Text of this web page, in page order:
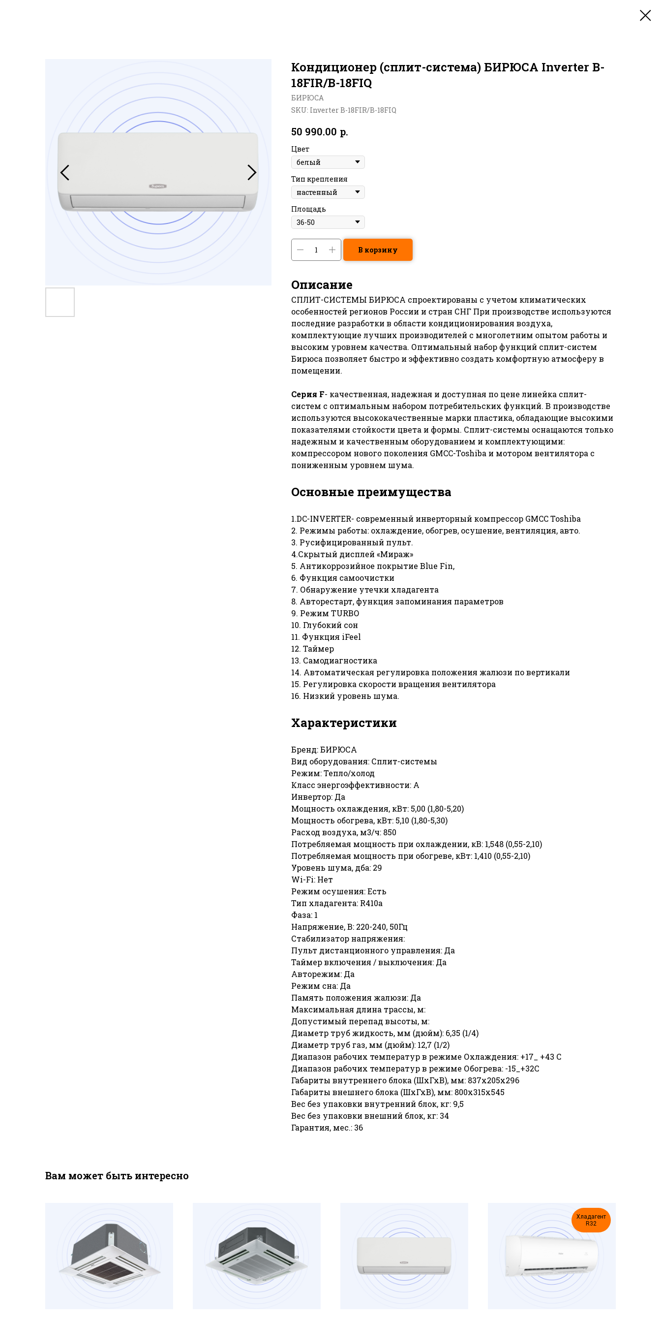
Кондиционер (сплит-система) БИРЮСА Inverter B-
18FIR/B-18FIQ
БИРЮСА
SKU: Inverter B-18FIR/B-18FIQ
50 990.00 р.
Цвет
Тип крепления
Площадь
В корзину
Описание
СПЛИТ-СИСТЕМЫ БИРЮСА спроектированы с учетом климатических
особенностей регионов России и стран СНГ При производстве используются
последние разработки в области кондиционирования воздуха,
комплектующие лучших производителей с многолетним опытом работы и
высоким уровнем качества. Оптимальный набор функций сплит-систем
Бирюса позволяет быстро и эффективно создать комфортную атмосферу в
помещении.
Серия F- качественная, надежная и доступная по цене линейка сплит-
систем с оптимальным набором потребительских функций. В производстве
используются высококачественные марки пластика, обладающие высокими
показателями стойкости цвета и формы. Сплит-системы оснащаются только
надежным и качественным оборудованием и комплектующими:
компрессором нового поколения GMCC-Toshiba и мотором вентилятора с
пониженным уровнем шума.
Основные преимущества
1.DC-INVERTER- современный инверторный компрессор GMCC Toshiba
2. Режимы работы: охлаждение, обогрев, осушение, вентиляция, авто.
3. Русифицированный пульт.
4.Скрытый дисплей «Мираж»
5. Антикоррозийное покрытие Blue Fin,
6. Функция самоочистки
7. Обнаружение утечки хладагента
8. Авторестарт, функция запоминания параметров
9. Режим TURBO
10. Глубокий сон
11. Функция iFeel
12. Таймер
13. Самодиагностика
14. Автоматическая регулировка положения жалюзи по вертикали
15. Регулировка скорости вращения вентилятора
16. Низкий уровень шума.
Характеристики
Бренд: БИРЮСА
Вид оборудования: Сплит-системы
Режим: Тепло/холод
Класс энергоэффективности: А
Инвертор: Да
Мощность охлаждения, кВт: 5,00 (1,80-5,20)
Мощность обогрева, кВт: 5,10 (1,80-5,30)
Расход воздуха, м3/ч: 850
Потребляемая мощность при охлаждении, кВ: 1,548 (0,55-2,10)
Потребляемая мощность при обогреве, кВт: 1,410 (0,55-2,10)
Уровень шума, дба: 29
Wi-Fi: Нет
Режим осушения: Есть
Тип хладагента: R410a
Фаза: 1
Напряжение, В: 220-240, 50Гц
Стабилизатор напряжения:
Пульт дистанционного управления: Да
Таймер включения / выключения: Да
Авторежим: Да
Режим сна: Да
Память положения жалюзи: Да
Максимальная длина трассы, м:
Допустимый перепад высоты, м:
Диаметр труб жидкость, мм (дюйм): 6,35 (1/4)
Диаметр труб газ, мм (дюйм): 12,7 (1/2)
Диапазон рабочих температур в режиме Охлаждения: +17_ +43 C
Диапазон рабочих температур в режиме Обогрева: -15_+32C
Габариты внутреннего блока (ШхГхВ), мм: 837х205х296
Габариты внешнего блока (ШхГхВ), мм: 800х315х545
Вес без упаковки внутренний блок, кг: 9,5
Вес без упаковки внешний блок, кг: 34
Гарантия, мес.: 36
Вам может быть интересно
Хладагент
R32